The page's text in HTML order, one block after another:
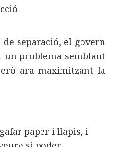
de separació, el govern
un problema semblant
ara maximitzant la
paper i llapis, i